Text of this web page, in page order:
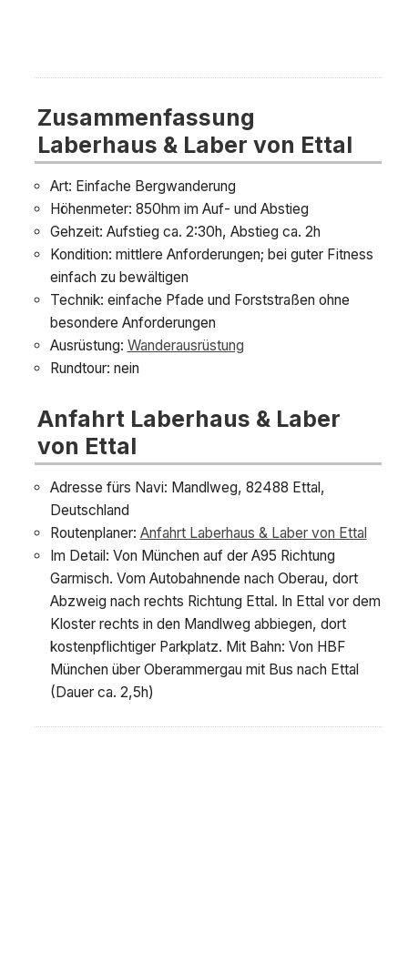
Zusammenfassung
Laberhaus & Laber von Ettal
Art: Einfache Bergwanderung
Höhenmeter: 850hm im Auf- und Abstieg
Gehzeit: Aufstieg ca. 2:30h, Abstieg ca. 2h
Kondition: mittlere Anforderungen; bei guter Fitness
einfach zu bewältigen
Technik: einfache Pfade und Forststraßen ohne
besondere Anforderungen
Ausrüstung: Wanderausrüstung
Rundtour: nein
Anfahrt Laberhaus & Laber
von Ettal
Adresse fürs Navi: Mandlweg, 82488 Ettal,
Deutschland
Routenplaner: Anfahrt Laberhaus & Laber von Ettal
Im Detail: Von München auf der A95 Richtung
Garmisch. Vom Autobahnende nach Oberau, dort
Abzweig nach rechts Richtung Ettal. In Ettal vor dem
Kloster rechts in den Mandlweg abbiegen, dort
kostenpflichtiger Parkplatz. Mit Bahn: Von HBF
München über Oberammergau mit Bus nach Ettal
(Dauer ca. 2,5h)